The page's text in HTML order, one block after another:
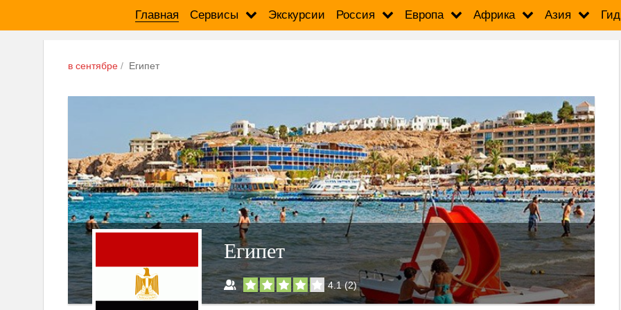
Главная Сервисы Экскурсии Россия Европа Африка Азия
в сентябре Египет
Египет
4.1(2)